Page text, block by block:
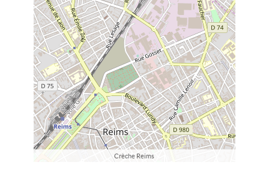
Crèche Reims